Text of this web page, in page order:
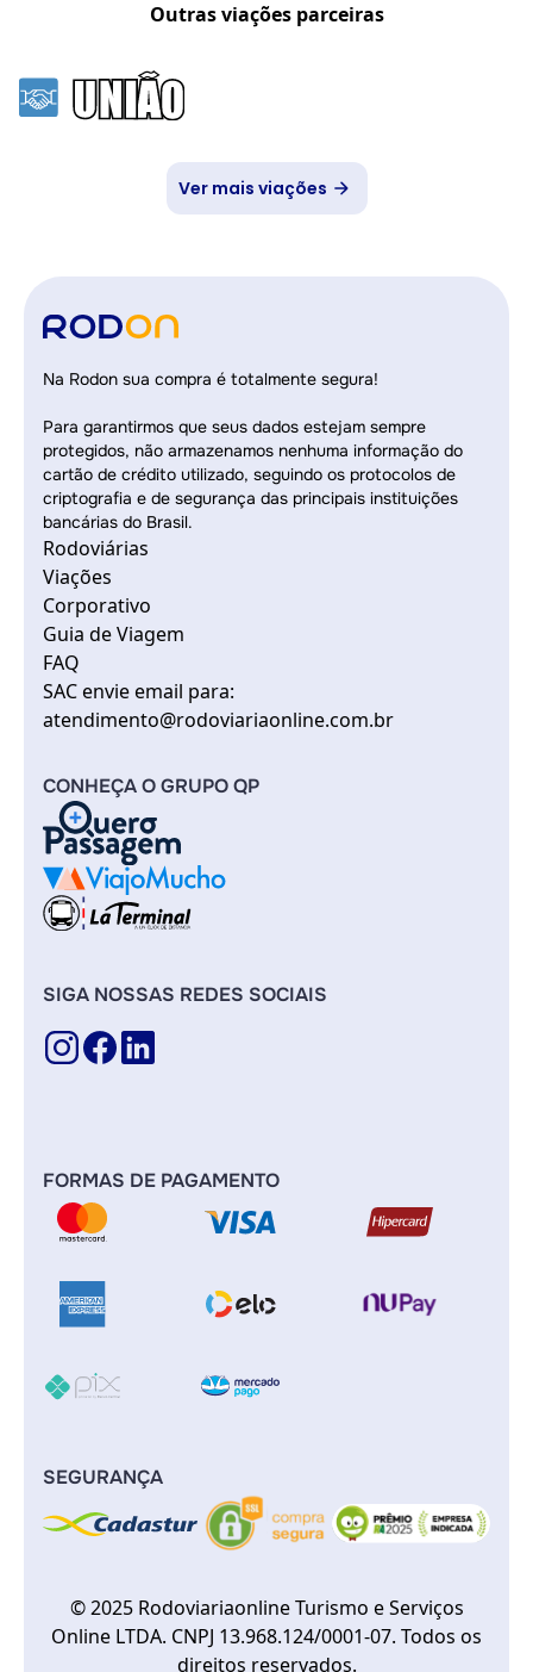
Outras viações parceiras
Ver mais viações
Na Rodon sua compra é totalmente segura!
Para garantirmos que seus dados estejam sempre
protegidos, não armazenamos nenhuma informação do
cartão de crédito utilizado, seguindo os protocolos de
criptografia e de segurança das principais instituições
bancárias do Brasil.
Rodoviárias
Viações
Corporativo
Guia de Viagem
FAQ
SAC envie email para:
atendimento@rodoviariaonline.com.br
CONHEÇA O GRUPO QP
SIGA NOSSAS REDES SOCIAIS
FORMAS DE PAGAMENTO
SEGURANÇA
© 2025 Rodoviariaonline Turismo e Serviços
Online LTDA. CNPJ 13.968.124/0001-07. Todos os
direitos reservados.